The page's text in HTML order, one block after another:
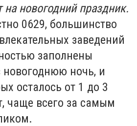
новогодний праздник.
0629, большинство
заведений
заполнены
новогоднюю ночь, и
осталось от 1 до 3
чаще всего за самым